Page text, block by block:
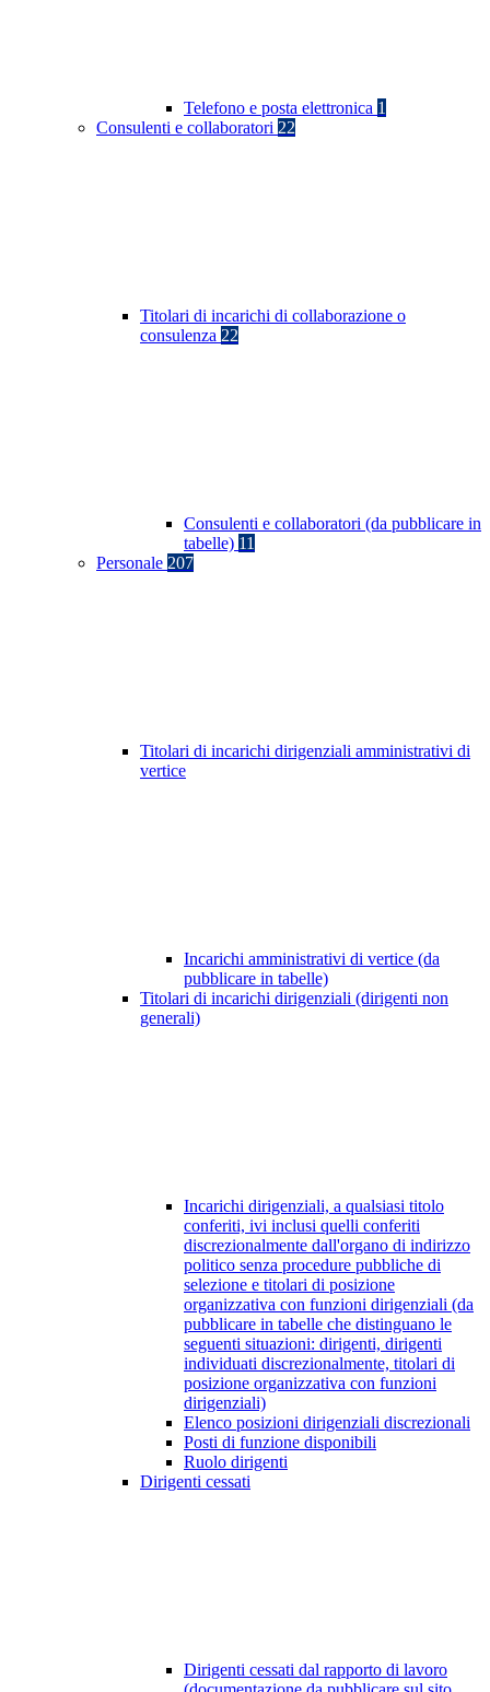
Telefono e posta elettronica 1
Consulenti e collaboratori 22
Titolari di incarichi di collaborazione o
consulenza 22
Consulenti e collaboratori (da pubblicare in
tabelle) 11
Personale 207
Titolari di incarichi dirigenziali amministrativi di
vertice
Incarichi amministrativi di vertice (da
pubblicare in tabelle)
Titolari di incarichi dirigenziali (dirigenti non
generali)
Incarichi dirigenziali, a qualsiasi titolo
conferiti, ivi inclusi quelli conferiti
discrezionalmente dall'organo di indirizzo
politico senza procedure pubbliche di
selezione e titolari di posizione
organizzativa con funzioni dirigenziali (da
pubblicare in tabelle che distinguano le
seguenti situazioni: dirigenti, dirigenti
individuati discrezionalmente, titolari di
posizione organizzativa con funzioni
dirigenziali)
Elenco posizioni dirigenziali discrezionali
Posti di funzione disponibili
Ruolo dirigenti
Dirigenti cessati
Dirigenti cessati dal rapporto di lavoro